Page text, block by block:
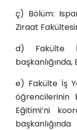
ç) Bölüm:
Ziraat
d) Fakülte
e) Fakülte İş
öğrencilerinin
Eğitimi’ni